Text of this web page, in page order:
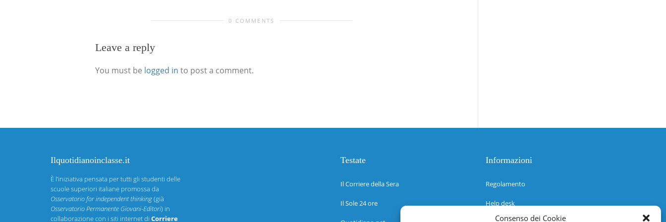
Consenso dei Cookie
0 COMMENTS
Leave a reply
You must be logged in to post a comment.
Ilquotidianoinclasse.it
È l’iniziativa pensata per tutti gli studenti delle
scuole superiori italiane promossa da
Osservatorio for independent thinking(già
Osservatorio Permanente Giovani-Editori) in
collaborazione con i siti internet di Corriere
Testate
Il Corriere della Sera
Il Sole 24 ore
Informazioni
Regolamento
Help desk